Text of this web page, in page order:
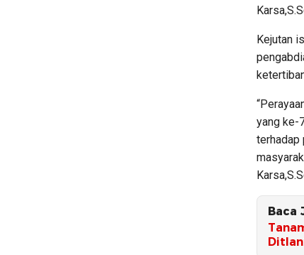
Kejutan
yang ke-
terhadap
Baca